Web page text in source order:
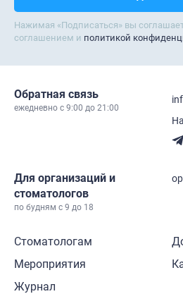
Нажимая «Подписаться» вы
соглашением и политикой
Обратная связь
ежедневно c 9:00 до 21:00
Для организаций и
стоматологов
по будням с 9 до 18
Стоматологам
Мероприятия
Журнал